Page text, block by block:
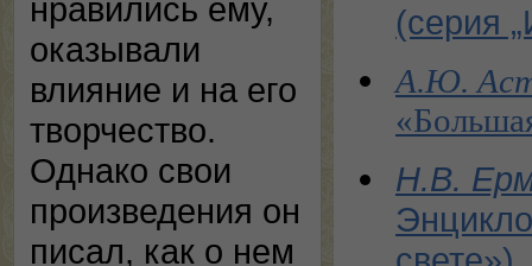
нравились ему,
оказывали
влияние и на его
творчество.
Однако свои
произведения он
писал, как о нем
(серия
А.Ю.
Н.В.